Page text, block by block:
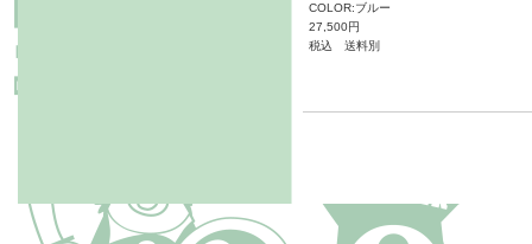
COLOR:ブルー
27,500円
税込 送料別